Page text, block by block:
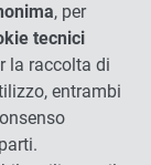
, per
tecnici
la raccolta di
entrambi